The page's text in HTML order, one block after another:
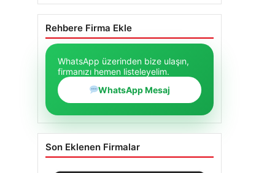
Rehbere Firma Ekle
WhatsApp üzerinden bize ulaşın,
firmanızı hemen listeleyelim.
WhatsApp Mesaj
Son Eklenen Firmalar